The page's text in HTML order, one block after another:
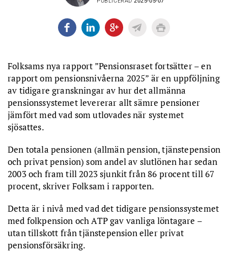
Folksams nya rapport ”Pensionsraset fortsätter – en
rapport om pensionsnivåerna 2025” är en uppföljning
av tidigare granskningar av hur det allmänna
pensionssystemet levererar allt sämre pensioner
jämfört med vad som utlovades när systemet
sjösattes.
Den totala pensionen (allmän pension, tjänstepension
och privat pension) som andel av slutlönen har sedan
2003 och fram till 2023 sjunkit från 86 procent till 67
procent, skriver Folksam i rapporten.
Detta är i nivå med vad det tidigare pensionssystemet
med folkpension och ATP gav vanliga löntagare –
utan tillskott från tjänstepension eller privat
pensionsförsäkring.